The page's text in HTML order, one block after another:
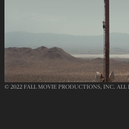
© 2022 FALL MOVIE PRODUCTIONS, INC. ALL